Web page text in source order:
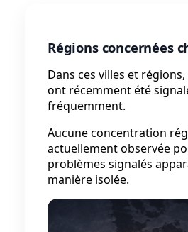
Régions concernées
Dans ces villes et
ont récemment été
fréquemment.
Aucune concentration
actuellement observée
problèmes signalés
manière isolée.